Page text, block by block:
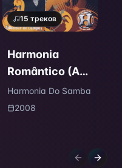
15 треков
Harmonia
Romântico (Ao
Vivo)
Harmonia Do Samba
2008
Previous
Next